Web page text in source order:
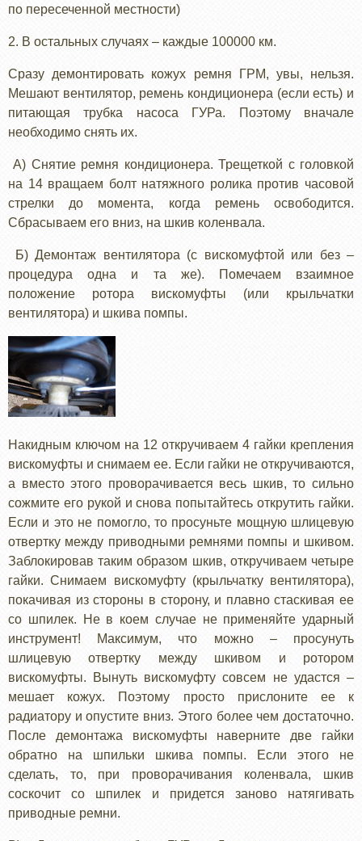
по пересеченной местности)
2. В остальных случаях – каждые 100000 км.
Сразу демонтировать кожух ремня ГРМ, увы, нельзя.
Мешают вентилятор, ремень кондиционера (если есть) и
питающая трубка насоса ГУРа. Поэтому вначале
необходимо снять их.
А) Снятие ремня кондиционера. Трещеткой с головкой
на 14 вращаем болт натяжного ролика против часовой
стрелки до момента, когда ремень освободится.
Сбрасываем его вниз, на шкив коленвала.
Б) Демонтаж вентилятора (с вискомуфтой или без –
процедура одна и та же). Помечаем взаимное
положение ротора вискомуфты (или крыльчатки
вентилятора) и шкива помпы.
Накидным ключом на 12 откручиваем 4 гайки крепления
вискомуфты и снимаем ее. Если гайки не откручиваются,
а вместо этого проворачивается весь шкив, то сильно
сожмите его рукой и снова попытайтесь открутить гайки.
Если и это не помогло, то просуньте мощную шлицевую
отвертку между приводными ремнями помпы и шкивом.
Заблокировав таким образом шкив, откручиваем четыре
гайки. Снимаем вискомуфту (крыльчатку вентилятора),
покачивая из стороны в сторону, и плавно стаскивая ее
со шпилек. Не в коем случае не применяйте ударный
инструмент! Максимум, что можно – просунуть
шлицевую отвертку между шкивом и ротором
вискомуфты. Вынуть вискомуфту совсем не удастся –
мешает кожух. Поэтому просто прислоните ее к
радиатору и опустите вниз. Этого более чем достаточно.
После демонтажа вискомуфты наверните две гайки
обратно на шпильки шкива помпы. Если этого не
сделать, то, при проворачивания коленвала, шкив
соскочит со шпилек и придется заново натягивать
приводные ремни.